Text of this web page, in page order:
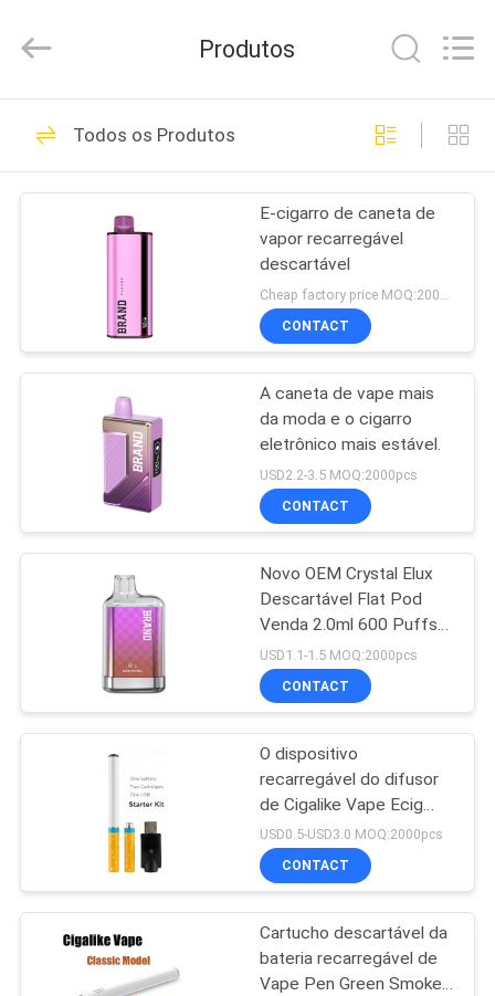
CASA
PRODUTOS
NÓS
EXCURSÃO
FÁBRICA
CONTROLE
QUALIDADE
PEÇA
CITAÇÕES
DO
SITE
Developed
Vara descartável de
Vape
80
Pena descartável de
Vape
34
Dispositivo
descartável da
vagem de Vape
Vape liso
descartável Pen
Pod
10
Produtos
Todos os Produtos
E-cigarro de caneta de
vapor recarregável
descartável
Cheap factory price MOQ:2000pcs
CONTACT
A caneta de vape mais
da moda e o cigarro
eletrônico mais estável.
USD2.2-3.5 MOQ:2000pcs
CONTACT
Novo OEM Crystal Elux
Descartável Flat Pod
Venda 2.0ml 600 Puffs
Compatível com TPD
Melhores Sabores
USD1.1-1.5 MOQ:2000pcs
CONTACT
O dispositivo
recarregável do difusor
de Cigalike Vape Ecig
com o OEM do
fechamento da criança
empacota
USD0.5-USD3.0 MOQ:2000pcs
CONTACT
Cartucho descartável da
bateria recarregável de
Vape Pen Green Smoke